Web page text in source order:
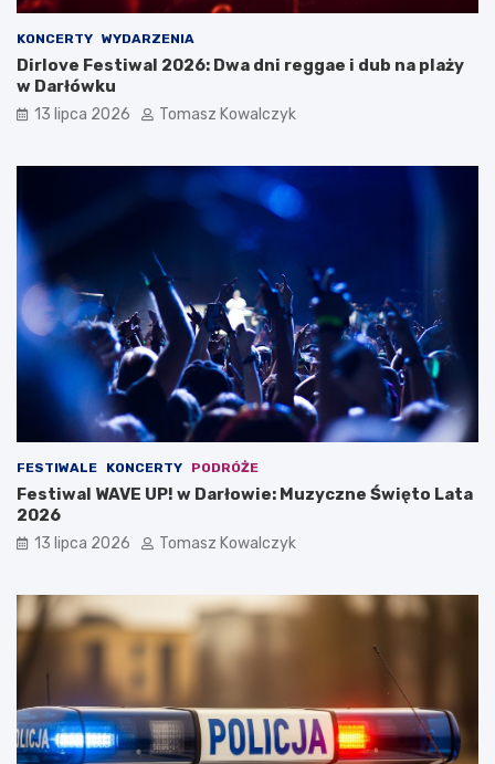
KONCERTY WYDARZENIA
Dirlove Festiwal 2026: Dwa dni reggae i dub na plaży
w Darłówku
13 lipca 2026 Tomasz Kowalczyk
FESTIWALE KONCERTY PODRÓŻE
Festiwal WAVE UP! w Darłowie: Muzyczne Święto Lata
2026
13 lipca 2026 Tomasz Kowalczyk